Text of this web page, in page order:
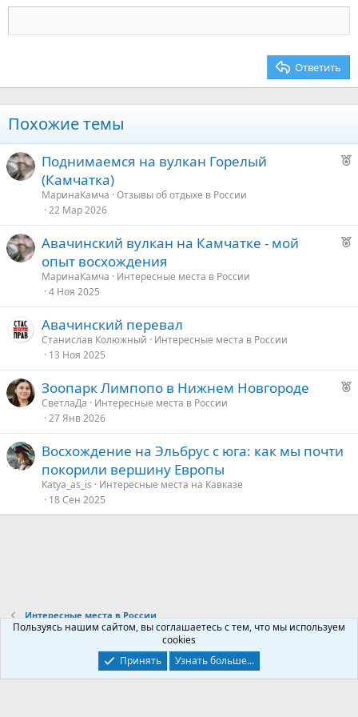
18
22
Tahoma
Times New Roman
Ответить
Похожие темы
Р
е
е
Поднимаемся на вулкан Горелый
(Камчатка)
МаринаКамча Отзывы об отдыхе в России
22 Мар 2026
Р
у
Авачинский вулкан на Камчатке - мой
опыт восхождения
МаринаКамча
Интересные места в России
4 Ноя 2025
Авачинский перевал
Станислав Колюжный
Интересные места в России
13 Ноя 2025
Р
о
у
Зоопарк Лимпопо в Нижнем Новгороде
СветлаДа
Интересные места в России
27 Янв 2026
Восхождение на Эльбрус с юга: как мы почти
покорили вершину Европы
Katya_as_is
Интересные места на Кавказе
18 Сен 2025
Интересные места в России
Условия и правила
Политика конфиденциальности
Главная
R
Пользуясь нашим сайтом, вы соглашаетесь с тем, что мы используем
cookies
Принять
Узнать больше...